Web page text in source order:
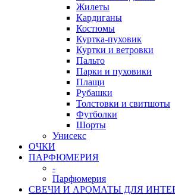
Жилеты
Кардиганы
Костюмы
Куртка-пуховик
Куртки и ветровки
Пальто
Парки и пуховики
Плащи
Рубашки
Толстовки и свитшоты
Футболки
Шорты
Унисекс
ОЧКИ
ПАРФЮМЕРИЯ
-
Парфюмерия
СВЕЧИ И АРОМАТЫ ДЛЯ